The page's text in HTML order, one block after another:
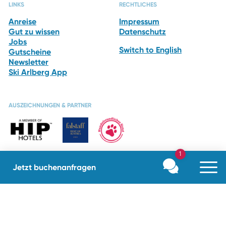
Jetzt buchenanfragen
LINKS
Anreise
Gut zu wissen
Jobs
Gutscheine
Newsletter
Ski Arlberg App
RECHTLICHES
Impressum
Datenschutz
Switch to English
AUSZEICHNUNGEN & PARTNER
BE PART
1